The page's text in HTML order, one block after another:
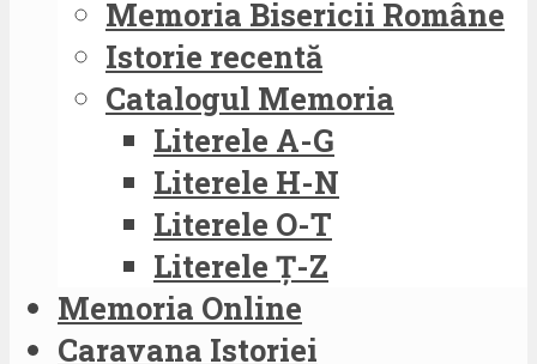
Memoria Bisericii Române
Istorie recentă
Catalogul Memoria
Literele A-G
Literele H-N
Literele O-T
Literele Ț-Z
Memoria Online
Caravana Istoriei